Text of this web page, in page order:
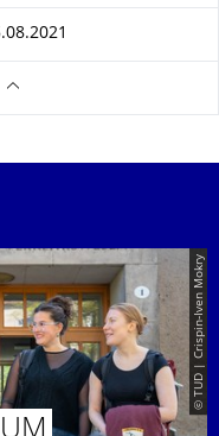
© TUD | Crispin-Iven Mokry